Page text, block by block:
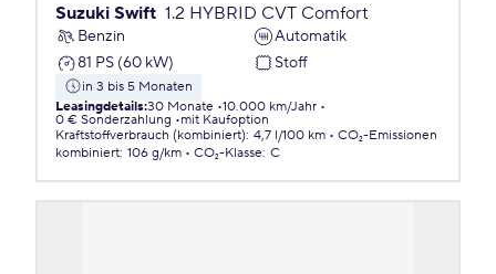
Suzuki Swift 1.2 HYBRID CVT Comfort
Benzin
Automatik
81 PS (60 kW)
Stoff
in 3 bis 5 Monaten
Leasingdetails:30 Monate 10.000 km/Jahr
0 € Sonderzahlung
mit Kaufoption
Kraftstoffverbrauch (kombiniert): 4,7 l/100 km
CO₂-Emissionen
kombiniert: 106 g/km CO₂-Klasse: C